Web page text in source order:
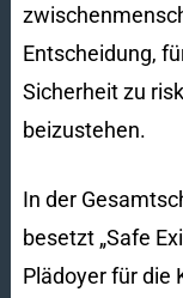
Entscheidung,
Sicherheit zu
beizustehen.
In der
besetzt „Safe
Plädoyer für die